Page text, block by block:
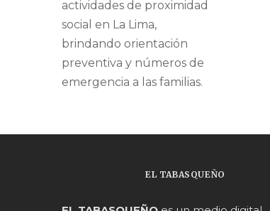
actividades de proximidad
social en La Lima,
brindando orientación
preventiva y números de
emergencia a las familias.
EL TABASQUEÑO